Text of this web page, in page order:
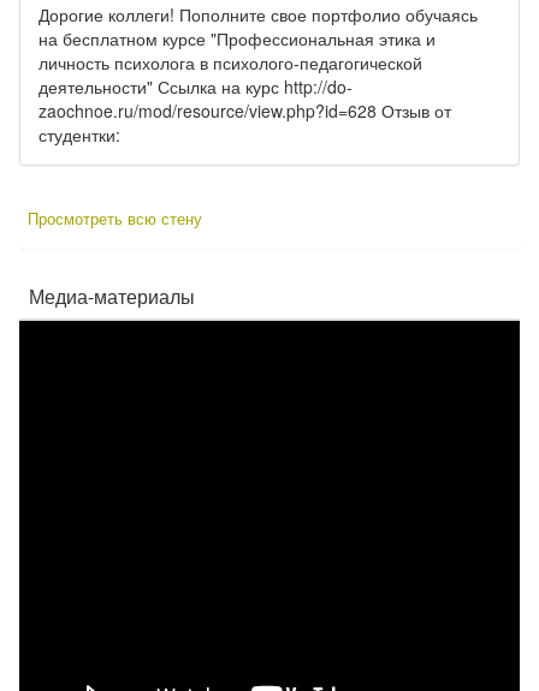
Дорогие коллеги! Пополните свое портфолио обучаясь
на бесплатном курсе "Профессиональная этика и
личность психолога в психолого-педагогической
деятельности" Ссылка на курс http://do-
zaochnoe.ru/mod/resource/view.php?id=628 Отзыв от
студентки:
Просмотреть всю стену
Медиа-материалы